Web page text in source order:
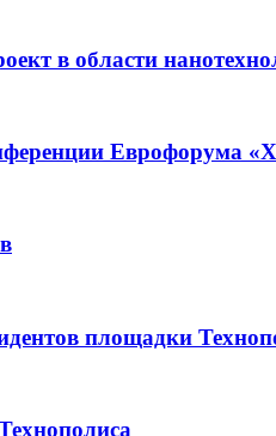
в области
Еврофорума
площадки